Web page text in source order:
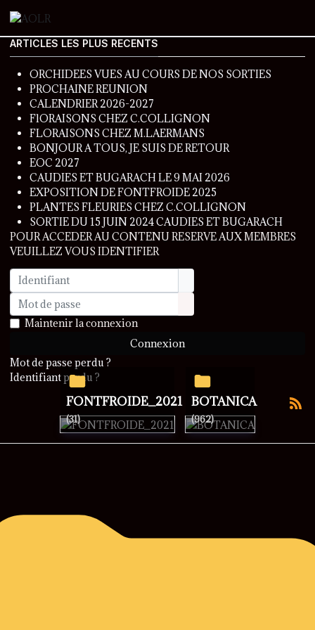
ARTICLES LES PLUS RECENTS
ORCHIDEES VUES AU COURS DE NOS SORTIES
PROCHAINE REUNION
CALENDRIER 2026-2027
FlORAISONS CHEZ C.COLLIGNON
FLORAISONS CHEZ M.LAERMANS
BONJOUR A TOUS, JE SUIS DE RETOUR
EOC 2027
CAUDIES ET BUGARACH LE 9 MAI 2026
EXPOSITION DE FONTFROIDE 2025
PLANTES FLEURIES CHEZ C.COLLIGNON
SORTIE DU 15 JUIN 2024 CAUDIES ET BUGARACH
POUR ACCEDER AU CONTENU RESERVE AUX MEMBRES
VEUILLEZ VOUS IDENTIFIER
Identifiant
Mot de passe
Afficher le mot de passe
Maintenir la connexion
Connexion
Mot de passe perdu ?
Identifiant perdu ?
FONTFROIDE_2021
(31)
BOTANICA
(962)